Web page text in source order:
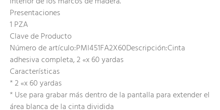
Presentaciones
1 PZA
Clave de Producto
Número de artículo:PMI451FA2X60Descripción:Cinta
adhesiva completa, 2 «x 60 yardas
Características
* 2 «x 60 yardas
* Use para grabar más dentro de la pantalla para extender el
área blanca de la cinta dividida